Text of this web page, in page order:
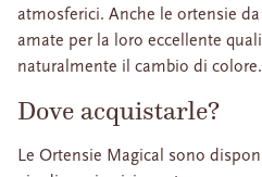
atmosferici. Anche le ortensie
amate per la loro eccellente
naturalmente il cambio di colore.
Dove acquistarle?
Le Ortensie Magical sono